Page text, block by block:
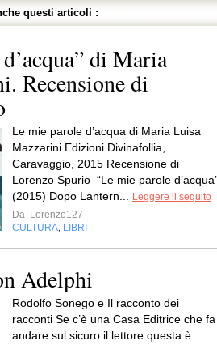
questi articoli :
di Maria
Recensione di
Le mie parole d’acqua di Maria Luisa
Mazzarini Edizioni Divinafollia,
Caravaggio, 2015 Recensione di
Lorenzo Spurio “Le mie parole
(2015) Dopo Lantern...
Leggere il seguito
Da Lorenzo127
CULTURA LIBRI
Adelphi
Rodolfo Sonego e Il racconto dei
racconti Se c’è una Casa Editrice che fa
andare sul sicuro il lettore questa è